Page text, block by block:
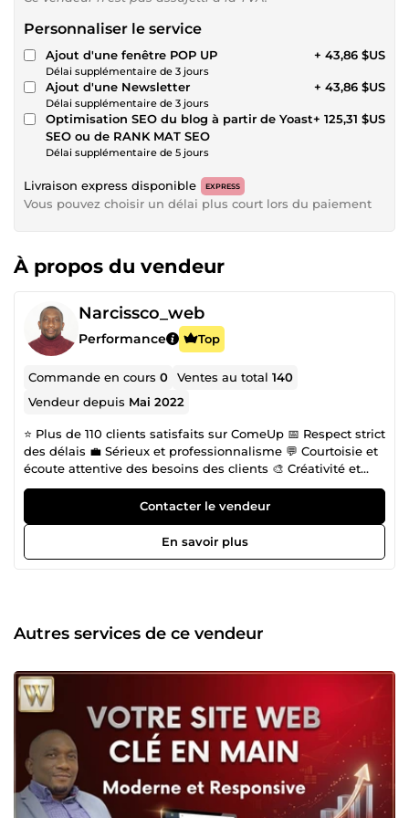
Personnaliser le service
Ajout d'une fenêtre POP UP
Délai supplémentaire de 3 jours
+ 43,86 $US
Ajout d'une Newsletter
Délai supplémentaire de 3 jours
+ 43,86 $US
Optimisation SEO du blog à partir de Yoast
SEO ou de RANK MAT SEO
Délai supplémentaire de 5 jours
+ 125,31 $US
Livraison express disponible EXPRESS
Vous pouvez choisir un délai plus court lors du paiement
À propos du vendeur
Narcissco_web
Performance Top
Commande en cours0 Ventes au total140
Vendeur depuis Mai 2022
⭐ Plus de 110 clients satisfaits sur ComeUp 📅 Respect strict
des délais 💼 Sérieux et professionnalisme 💬 Courtoisie et
écoute attentive des besoins des clients 🎨 Créativité et
capacité d'adaptation 🤝 Ouverture à des collaborations
durables 💻 Développeur web expérimenté (WordPress,
HTML, CSS, PHP, WooCommerce) 📈 Expert en
référencement naturel SEO et campagnes Google Ads 🛒
Spécialiste création de marketplace WordPress et
en informatique avec plus de 8 ans d'expérience en
agence web. Cette riche expérience m'a permis de
domaine de la création de sites web. Que vous ayez
besoin d'un site vitrine, d'une boutique en ligne, d'un blog,
d'une landing page, d'un site one page ou d'une
marketplace WordPress, je suis là pour transformer vos
idées en réalité. En plus de ces compétences, je maîtrise
parfaitement les techniques de référencement naturel
(SEO), d’optimisation Google Search Console, Google
Analytics, Google Tag Manager ainsi que la création et la
Contacter le vendeur
En savoir plus
Autres services de ce vendeur